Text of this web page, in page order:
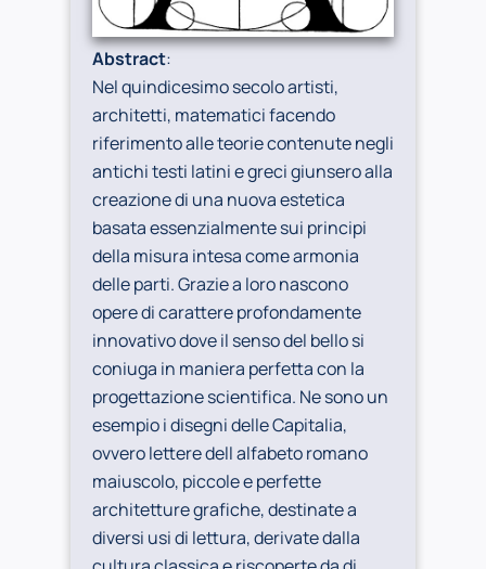
Abstract:
Nel quindicesimo secolo artisti,
architetti, matematici facendo
riferimento alle teorie contenute negli
antichi testi latini e greci giunsero alla
creazione di una nuova estetica
basata essenzialmente sui principi
della misura intesa come armonia
delle parti. Grazie a loro nascono
opere di carattere profondamente
innovativo dove il senso del bello si
coniuga in maniera perfetta con la
progettazione scientifica. Ne sono un
esempio i disegni delle Capitalia,
ovvero lettere dell alfabeto romano
maiuscolo, piccole e perfette
architetture grafiche, destinate a
diversi usi di lettura, derivate dalla